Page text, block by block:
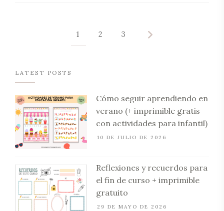
1 2 3
LATEST POSTS
Cómo seguir aprendiendo en
verano (+ imprimible gratis
con actividades para infantil)
10 DE JULIO DE 2026
Reflexiones y recuerdos para
el fin de curso + imprimible
gratuito
29 DE MAYO DE 2026